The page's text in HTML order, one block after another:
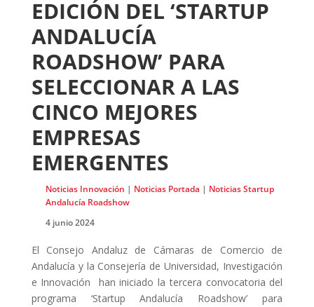
EDICIÓN DEL ‘STARTUP
ANDALUCÍA
ROADSHOW’ PARA
SELECCIONAR A LAS
CINCO MEJORES
EMPRESAS
EMERGENTES
Noticias Innovación | Noticias Portada | Noticias Startup
Andalucía Roadshow
4 junio 2024
El Consejo Andaluz de Cámaras de Comercio de
Andalucía y la Consejería de Universidad, Investigación
e Innovación han iniciado la tercera convocatoria del
programa ‘Startup Andalucía Roadshow’ para